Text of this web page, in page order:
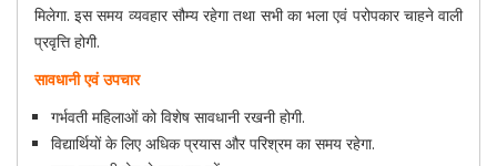
मिलेगा. इस समय व्यवहार सौम्य रहेगा तथा सभी का भला एवं परोपकार चाहने वाली
प्रवृत्ति होगी.
सावधानी एवं उपचार
गर्भवती महिलाओं को विशेष सावधानी रखनी होगी.
विद्यार्थियों के लिए अधिक प्रयास और परिश्रम का समय रहेगा.